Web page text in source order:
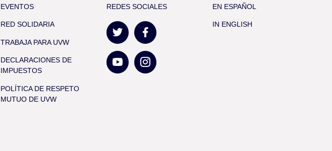
EVENTOS
RED SOLIDARIA
TRABAJA PARA UVW
DECLARACIONES DE
IMPUESTOS
POLÍTICA DE RESPETO
MUTUO DE UVW
REDES SOCIALES EN ESPAÑOL
IN ENGLISH